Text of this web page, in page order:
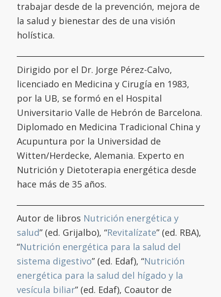
trabajar desde de la prevención, mejora de
la salud y bienestar des de una visión
holística.
Dirigido por el Dr. Jorge Pérez-Calvo,
licenciado en Medicina y Cirugía en 1983,
por la UB, se formó en el Hospital
Universitario Valle de Hebrón de Barcelona.
Diplomado en Medicina Tradicional China y
Acupuntura por la Universidad de
Witten/Herdecke, Alemania. Experto en
Nutrición y Dietoterapia energética desde
hace más de 35 años.
Autor de libros Nutrición energética y
salud” (ed. Grijalbo), “Revitalízate” (ed. RBA),
“Nutrición energética para la salud del
sistema digestivo” (ed. Edaf), “Nutrición
energética para la salud del hígado y la
vesícula biliar” (ed. Edaf), Coautor de